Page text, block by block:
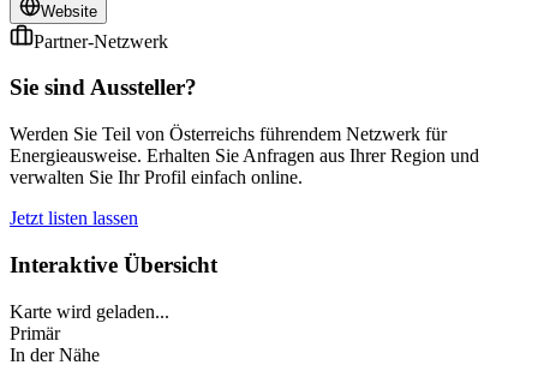
Website
Partner-Netzwerk
Sie sind Aussteller?
Werden Sie Teil von Österreichs führendem Netzwerk für
Energieausweise. Erhalten Sie Anfragen aus Ihrer Region und
verwalten Sie Ihr Profil einfach online.
Jetzt listen lassen
Interaktive Übersicht
Karte wird geladen...
Primär
In der Nähe